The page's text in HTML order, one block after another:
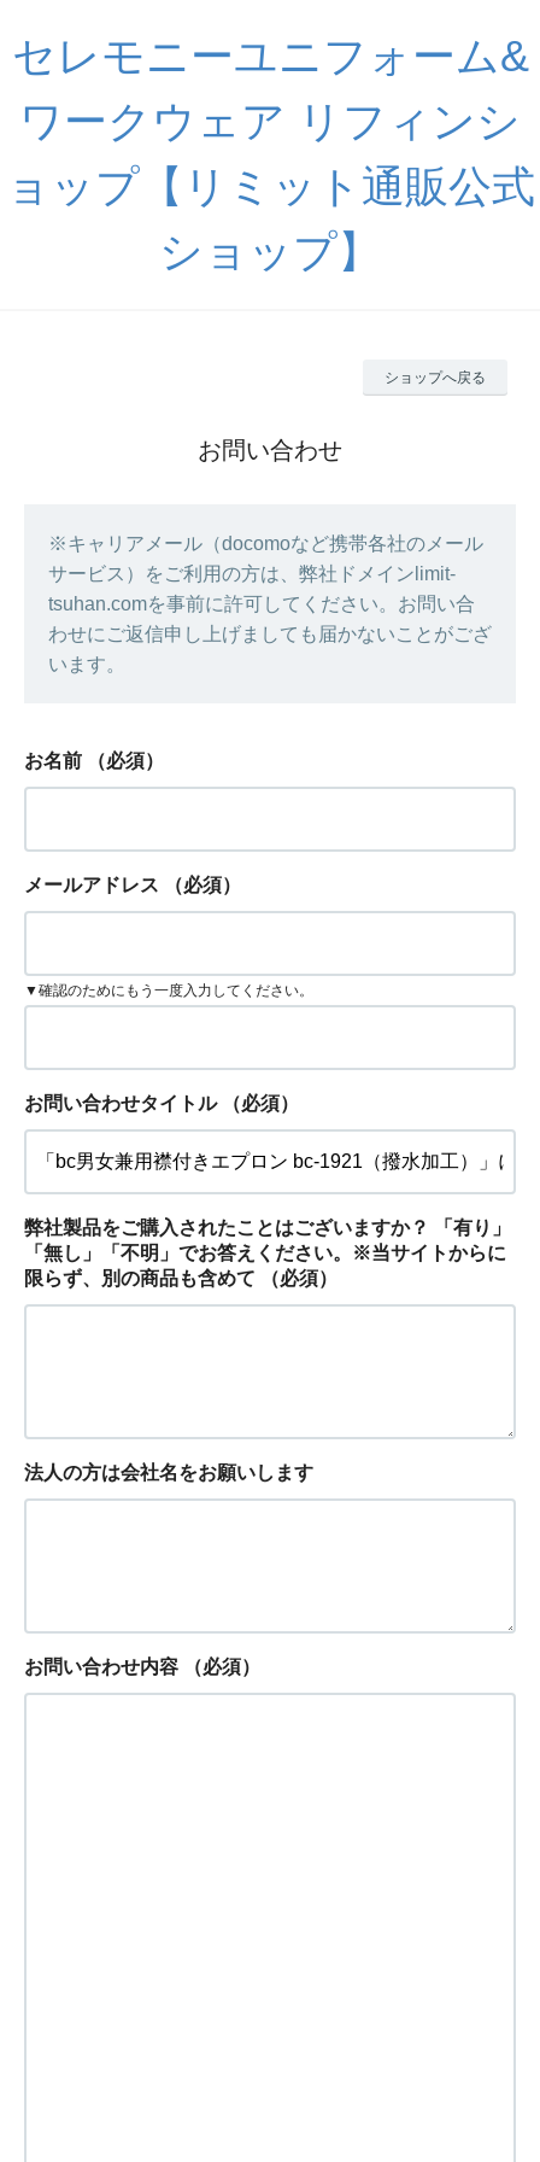
セレモニーユニフォーム&
ワークウェア リフィンシ
ョップ【リミット通販公式
ショップ】
ショップへ戻る
お問い合わせ
※キャリアメール（docomoなど携帯各社のメール
サービス）をご利用の方は、弊社ドメインlimit-
tsuhan.comを事前に許可してください。お問い合
わせにご返信申し上げましても届かないことがござ
います。
お名前 （必須）
メールアドレス （必須）
▼確認のためにもう一度入力してください。
お問い合わせタイトル （必須）
弊社製品をご購入されたことはございますか？ 「有り」
「無し」「不明」でお答えください。※当サイトからに
限らず、別の商品も含めて
（必須）
法人の方は会社名をお願いします
お問い合わせ内容 （必須）